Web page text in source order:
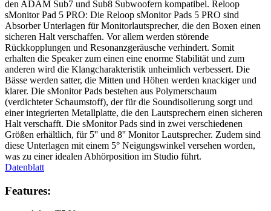
den ADAM Sub7 und Sub8 Subwoofern kompatibel. Reloop
sMonitor Pad 5 PRO: Die Reloop sMonitor Pads 5 PRO sind
Absorber Unterlagen für Monitorlautsprecher, die den Boxen einen
sicheren Halt verschaffen. Vor allem werden störende
Rückkopplungen und Resonanzgeräusche verhindert. Somit
erhalten die Speaker zum einen eine enorme Stabilität und zum
anderen wird die Klangcharakteristik unheimlich verbessert. Die
Bässe werden satter, die Mitten und Höhen werden knackiger und
klarer. Die sMonitor Pads bestehen aus Polymerschaum
(verdichteter Schaumstoff), der für die Soundisolierung sorgt und
einer integrierten Metallplatte, die den Lautsprechern einen sicheren
Halt verschafft. Die sMonitor Pads sind in zwei verschiedenen
Größen erhältlich, für 5'' und 8'' Monitor Lautsprecher. Zudem sind
diese Unterlagen mit einem 5° Neigungswinkel versehen worden,
was zu einer idealen Abhörposition im Studio führt.
Datenblatt
Features: